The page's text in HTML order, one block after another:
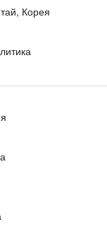
Корея